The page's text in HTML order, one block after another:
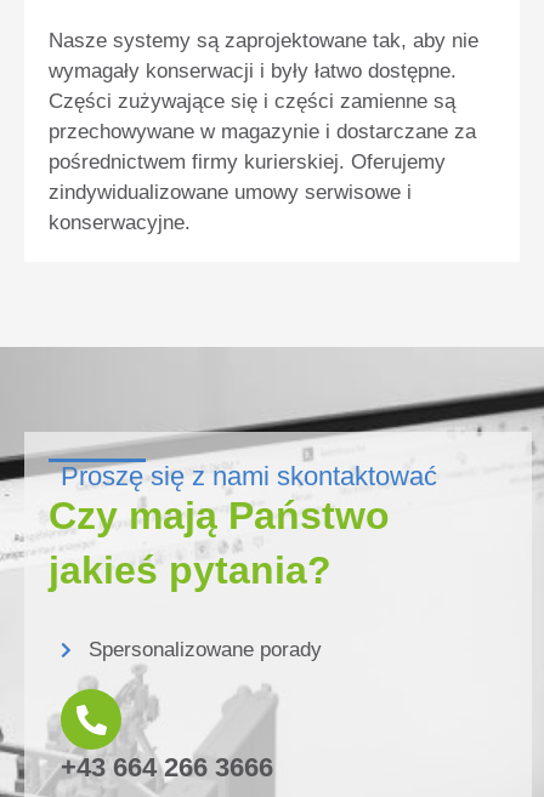
Nasze systemy są zaprojektowane tak, aby nie
wymagały konserwacji i były łatwo dostępne.
Części zużywające się i części zamienne są
przechowywane w magazynie i dostarczane za
pośrednictwem firmy kurierskiej. Oferujemy
zindywidualizowane umowy serwisowe i
konserwacyjne.
Proszę się z nami skontaktować
Czy mają Państwo
jakieś pytania?
Spersonalizowane porady
+43 664 266 3666